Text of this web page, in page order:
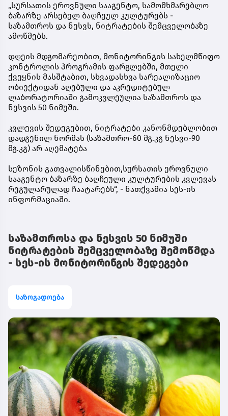
„სურსათის ეროვნული სააგენტო, სამომხმარებლო
ბაზარზე არსებულ ბაღჩეულ კულტურებს -
საზამთროს და ნესვს, ნიტრატების შემცველობაზე
ამოწმებს.
დღეის მდგომარეობით, მონიტორინგის სახელმწიფო
კონტროლის პროგრამის ფარგლებში, მთელი
ქვეყნის მასშტაბით, სხვადასხვა სარეალიზაციო
ობიექტიდან აღებული და აკრედიტებულ
ლაბორატორიაში გამოკვლეულია საზამთროს და
ნესვის 50 ნიმუში.
კვლევის შედეგებით, ნიტრატები კანონმდებლობით
დადგენილ ნორმას (საზამთრო-60 მგ.კგ ნესვი-90
მგ.კგ) არ აღემატება
სეზონის გათვალისწინებით,სურსათის ეროვნული
სააგენტო ბაზარზე ბაღჩეული კულტურების კვლევას
რეგულარულად ჩაატარებს“, - ნათქვამია სეს-ის
ინფორმაციაში.
საზამთროსა და ნესვის 50 ნიმუში
ნიტრატების შემცველობაზე შემოწმდა
- სეს-ის მონიტორინგის შედეგები
საზოგადოება